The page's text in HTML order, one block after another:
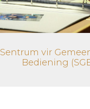
Sentrum vir
Bediening